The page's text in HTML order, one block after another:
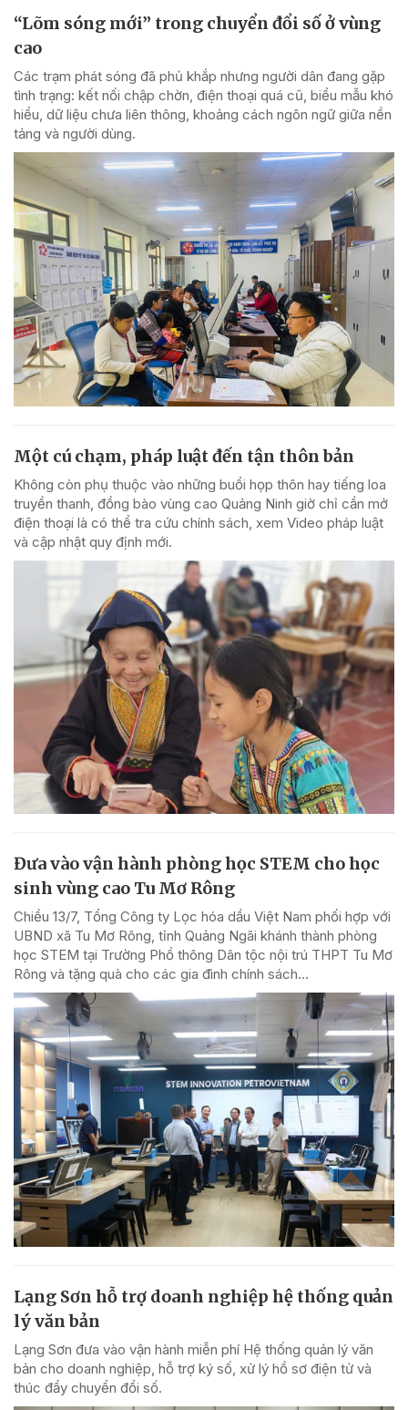
“Lõm sóng mới” trong chuyển đổi số ở vùng
cao
Các trạm phát sóng đã phủ khắp nhưng người dân đang gặp
tình trạng: kết nối chập chờn, điện thoại quá cũ, biểu mẫu khó
hiểu, dữ liệu chưa liên thông, khoảng cách ngôn ngữ giữa nền
tảng và người dùng.
Một cú chạm, pháp luật đến tận thôn bản
Không còn phụ thuộc vào những buổi họp thôn hay tiếng loa
truyền thanh, đồng bào vùng cao Quảng Ninh giờ chỉ cần mở
điện thoại là có thể tra cứu chính sách, xem Video pháp luật
và cập nhật quy định mới.
Đưa vào vận hành phòng học STEM cho học
sinh vùng cao Tu Mơ Rông
Chiều 13/7, Tổng Công ty Lọc hóa dầu Việt Nam phối hợp với
UBND xã Tu Mơ Rông, tỉnh Quảng Ngãi khánh thành phòng
học STEM tại Trường Phổ thông Dân tộc nội trú THPT Tu Mơ
Rông và tặng quà cho các gia đình chính sách...
Lạng Sơn hỗ trợ doanh nghiệp hệ thống quản
lý văn bản
Lạng Sơn đưa vào vận hành miễn phí Hệ thống quản lý văn
bản cho doanh nghiệp, hỗ trợ ký số, xử lý hồ sơ điện tử và
thúc đẩy chuyển đổi số.